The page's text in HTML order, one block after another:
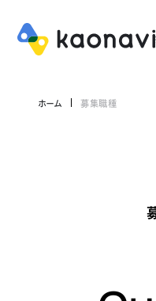
ホーム 募集職種